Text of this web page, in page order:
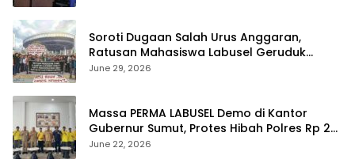
Soroti Dugaan Salah Urus Anggaran,
Ratusan Mahasiswa Labusel Geruduk
Kantor Gubernur Sumut Desak Pengusutan
June 29, 2026
Massa PERMA LABUSEL Demo di Kantor
Gubernur Sumut, Protes Hibah Polres Rp 25
M-Desak Pilkades
June 22, 2026